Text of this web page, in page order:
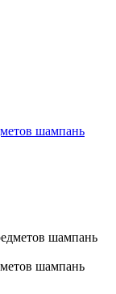
шампань
шампань